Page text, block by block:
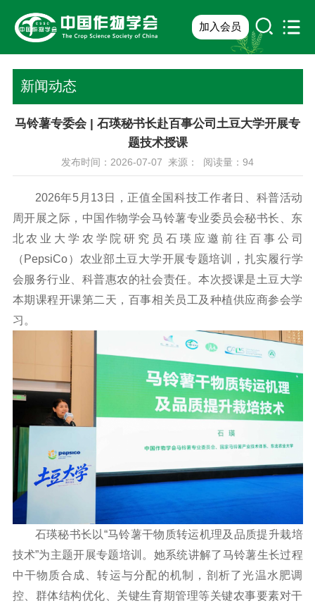
加入会员
新闻动态
马铃薯专委会 | 石瑛秘书长赴百事公司土豆大学开展专
题技术授课
发布时间：2026-07-07 来源： 阅读量： 94
2026年5月13日，正值全国科技工作者日、科普活动
周开展之际，中国作物学会马铃薯专业委员会秘书长、东
北农业大学农学院研究员石瑛应邀前往百事公司
（PepsiCo）农业部土豆大学开展专题培训，扎实履行学
会服务行业、科普惠农的社会责任。本次授课是土豆大学
本期课程开课第二天，百事相关员工及种植供应商参会学
习。
石瑛秘书长以“马铃薯干物质转运机理及品质提升栽培
技术”为主题开展专题培训。她系统讲解了马铃薯生长过程
中干物质合成、转运与分配的机制，剖析了光温水肥调
控、群体结构优化、关键生育期管理等关键农事要素对干